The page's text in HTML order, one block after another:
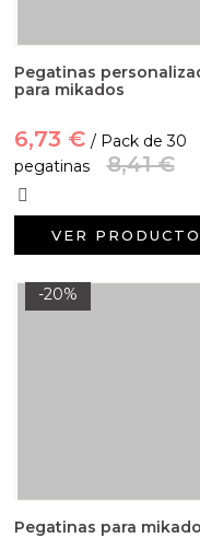
Pegatinas
para mikados
6,73 € / Pack de 30
pegatinas
8,41 €
VER PRODUCTO
-20%
Pegatinas para mikado